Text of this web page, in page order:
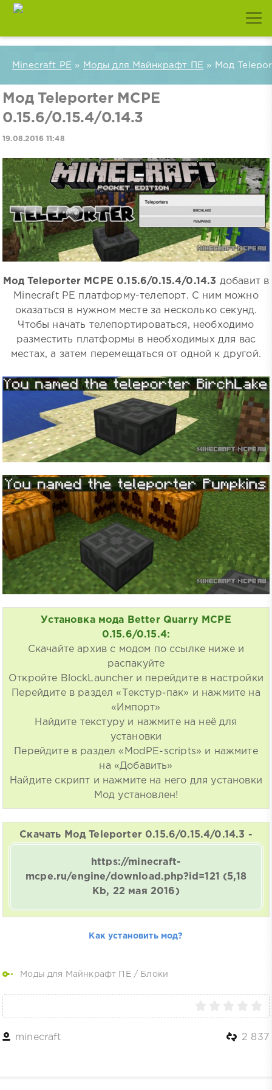
Minecraft PE » Моды для Майнкрафт ПЕ » Мод
Мод Teleporter MCPE
0.15.6/0.15.4/0.14.3
19.08.2016 11:48
Мод Teleporter MCPE 0.15.6/0.15.4/0.14.3 добавит в
Minecraft PE платформу-телепорт. С ним можно
оказаться в нужном месте за несколько секунд.
Чтобы начать телепортироваться, необходимо
разместить платформы в необходимых для вас
местах, а затем перемещаться от одной к другой.
Установка мода Better Quarry MCPE
0.15.6/0.15.4:
Скачайте архив с модом по ссылке ниже и
распакуйте
Откройте BlockLauncher и перейдите в настройки
Перейдите в раздел «Текстур-пак» и нажмите на
«Импорт»
Найдите текстуру и нажмите на неё для
установки
Перейдите в раздел «ModPE-scripts» и нажмите
на «Добавить»
Найдите скрипт и нажмите на него для установки
Мод установлен!
Скачать Мод Teleporter 0.15.6/0.15.4/0.14.3 -
https://minecraft-
mcpe.ru/engine/download.php?id=121
(5,18
Kb, 22 мая 2016)
Как установить мод?
Моды для Майнкрафт ПЕ / Блоки
minecraft 2 837